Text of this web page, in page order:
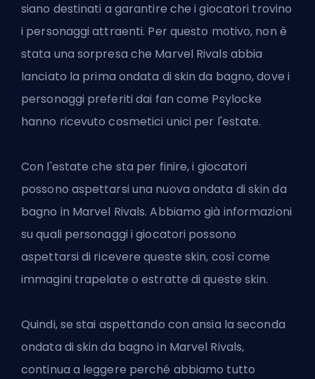
siano destinati a garantire che i giocatori trovino
i personaggi attraenti. Per questo motivo, non è
stata una sorpresa che Marvel Rivals abbia
lanciato la prima ondata di skin da bagno, dove i
personaggi preferiti dai fan come Psylocke
hanno ricevuto cosmetici unici per l'estate.
Con l'estate che sta per finire, i giocatori
possono aspettarsi una nuova ondata di skin da
bagno in Marvel Rivals. Abbiamo già informazioni
su quali personaggi i giocatori possono
aspettarsi di ricevere queste skin, così come
immagini trapelate o estratte di queste skin.
Quindi, se stai aspettando con ansia la seconda
ondata di skin da bagno in Marvel Rivals,
continua a leggere perché abbiamo tutto